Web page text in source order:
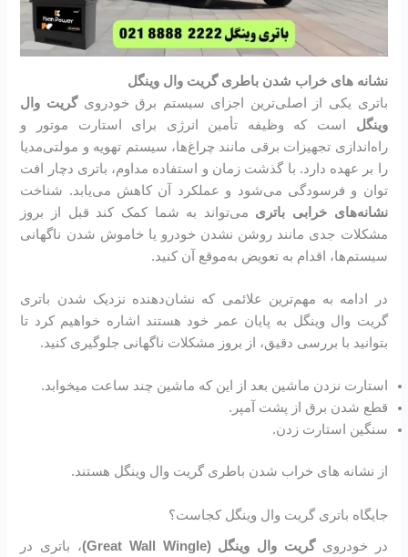
نشانه های خراب شدن باطری گریت وال وینگل
باتری یکی از اصلی‌ترین اجزای سیستم برق خودرویگریت وال
وینگل است که وظیفه تأمین انرژی برای استارت موتور و
راه‌اندازی تجهیزات برقی مانند چراغ‌ها، سیستم تهویه و مولتی‌مدیا
را بر عهده دارد. با گذشت زمان و استفاده مداوم، باتری دچار افت
توان و فرسودگی می‌شود و عملکرد آن کاهش می‌یابد. شناخت
نشانه‌های خرابی باتری می‌تواند به شما کمک کند قبل از بروز
مشکلات جدی مانند روشن نشدن خودرو یا خاموش شدن ناگهانی
سیستم‌ها، اقدام به تعویض به‌موقع آن کنید.
در ادامه به مهم‌ترین علائمی که نشان‌دهنده نزدیک شدن باتری
گریت وال وینگل به پایان عمر خود هستند اشاره خواهیم کرد تا
بتوانید با بررسی دقیق، از بروز مشکلات ناگهانی جلوگیری کنید.
استارت نزدن ماشین بعد از این که ماشین چند ساعت میخوابد.
قطع شدن برق از پشت آمپر.
سنگین استارت زدن.
از نشانه های خراب شدن باطری گریت وال وینگل هستند.
جایگاه باتری گریت وال وینگل کجاست؟
در خودرویگریت وال وینگل (Great Wall Wingle)
، باتری در